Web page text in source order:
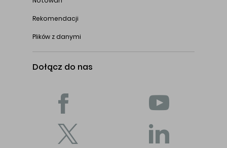
Rekomendacji
Plików z danymi
Dołącz do nas